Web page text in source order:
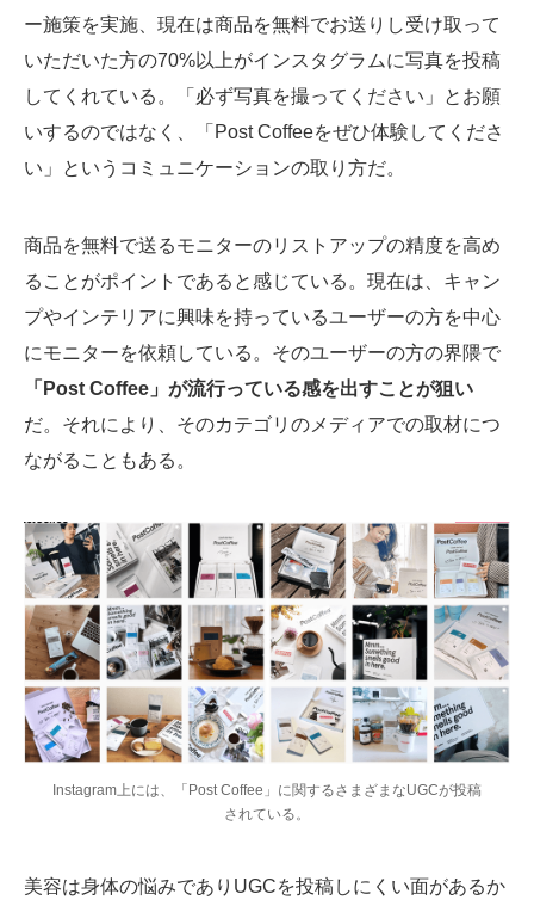
ー施策を実施、現在は商品を無料でお送りし受け取って
いただいた方の70%以上がインスタグラムに写真を投稿
してくれている。「必ず写真を撮ってください」とお願
いするのではなく、「Post Coffeeをぜひ体験してくださ
い」というコミュニケーションの取り方だ。
商品を無料で送るモニターのリストアップの精度を高め
ることがポイントであると感じている。現在は、キャン
プやインテリアに興味を持っているユーザーの方を中心
にモニターを依頼している。そのユーザーの方の界隈で
「Post Coffee」が流行っている感を出すことが狙い
だ。それにより、そのカテゴリのメディアでの取材につ
ながることもある。
Instagram上には、「Post Coffee」に関するさまざまなUGCが投稿
されている。
美容は身体の悩みでありUGCを投稿しにくい面があるか